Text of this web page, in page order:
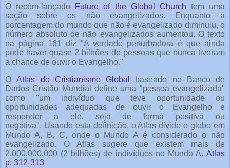
O recém-lançado
Future of the Global Church tem uma
seção sobre os não evangelizados. Enquanto a
porcentagem do mundo que não é evangelizado diminuiu, o
número absoluto de não evangelizados aumentou. O texto
na página 161 diz "A verdade perturbadora é que ainda
pode haver quase 2 bilhões de pessoas que nunca tiveram
a chance de ouvir o Evangelho."
OAtlas do Cristianismo Global
baseado no Banco de
Dados Cristão Mundial define uma "pessoa evangelizada"
como "um indivíduo que teve oportunidade ou
oportunidades adequadas de ouvir o Evangelho e
responder a ele, seja de forma positiva ou
negativa". Usando esta definição, o Atlas divide o globo em
Mundo A, B, C, onde o Mundo A é considerado o não
evangelizado. O Atlas sugere que existem mais de
2.000.000.000 (2 bilhões) de indivíduos no Mundo A. Atlas
p. 312-313